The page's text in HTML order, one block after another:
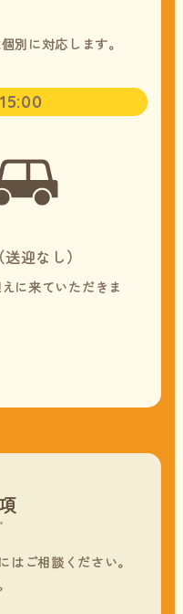
別に対応します。
15:00
迎なし）
に来ていただきま
はご相談ください。